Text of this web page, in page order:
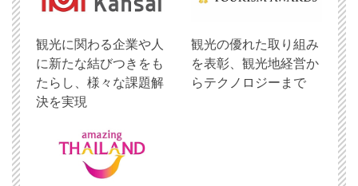
観光に関わる企業や人
に新たな結びつきをも
たらし、様々な課題解
決を実現
観光の優れた取り組み
を表彰、観光地経営か
らテクノロジーまで